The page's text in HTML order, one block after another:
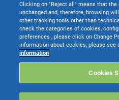
TeamSystem S.p.A. società con socio
coordinamento di TeamSystem
C.C.I.A.A. delle
Sede Legale e Amministrativa: Via
Clicking on "Reject all" means that
unchanged and, therefore, browsing
other tracking tools other than
check the categories of cookies,
preferences , please click on Change
information about cookies, please see
information
Cookies